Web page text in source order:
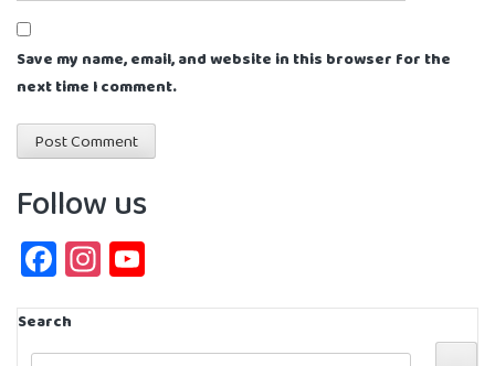
Save my name, email, and website in this browser for the
next time I comment.
Follow us
Facebook
Instagram
Channel
Search